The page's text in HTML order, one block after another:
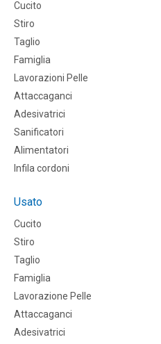
Cucito
Stiro
Taglio
Famiglia
Lavorazioni Pelle
Attaccaganci
Adesivatrici
Sanificatori
Alimentatori
Infila cordoni
Usato
Cucito
Stiro
Taglio
Famiglia
Lavorazione Pelle
Attaccaganci
Adesivatrici